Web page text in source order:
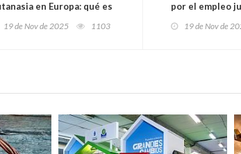
en Europa: qué es
qué está prohibido y
19 de Nov de 2025 1103
por el empleo
stand
19 de Nov de